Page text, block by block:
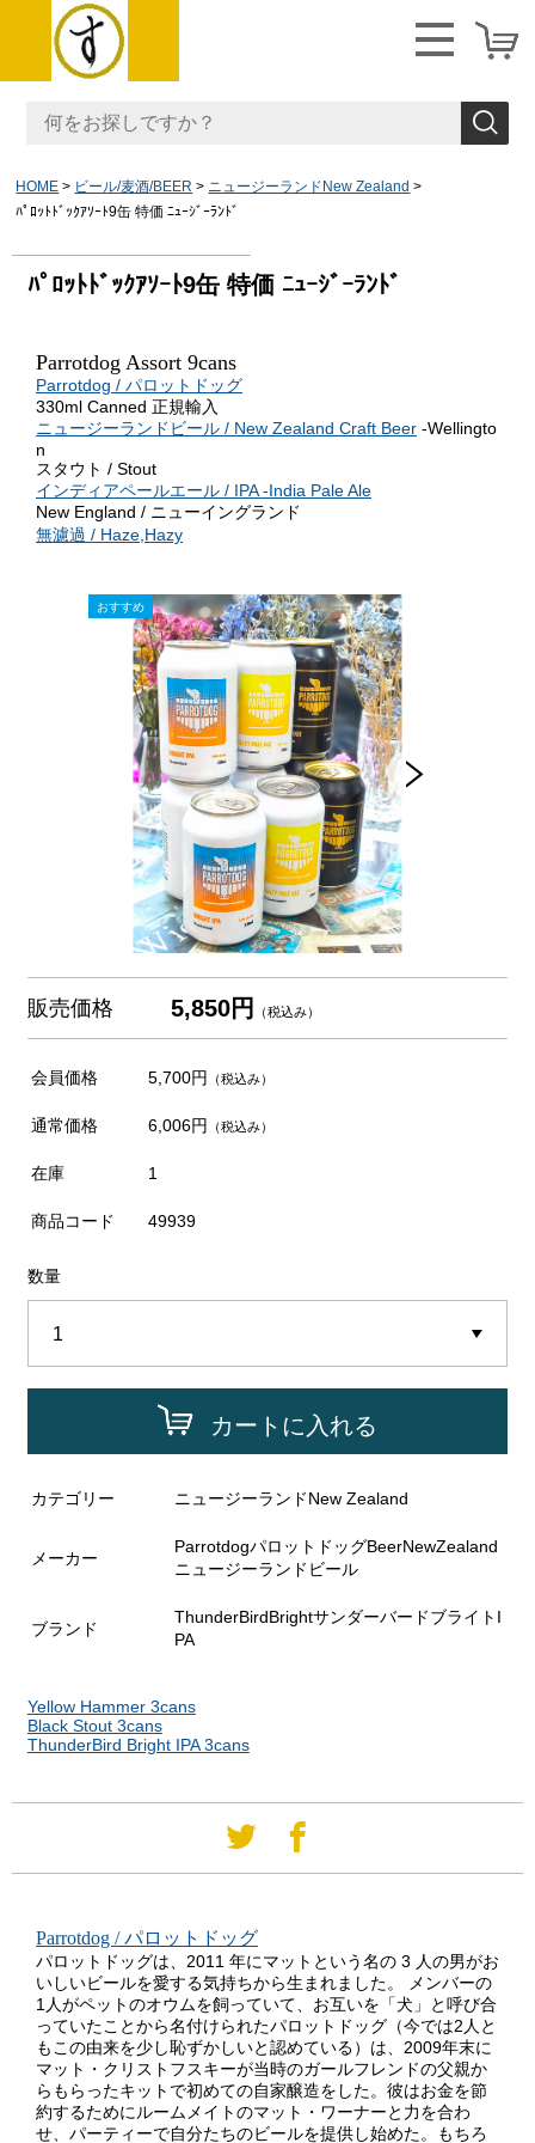
HOME ビール/麦酒/BEER
ニュージーランドNew Zealand
ﾊﾟﾛｯﾄﾄﾞｯｸｱｿｰﾄ9缶 特価 ﾆｭｰｼﾞｰﾗﾝﾄﾞ
ﾊﾟﾛｯﾄﾄﾞｯｸｱｿｰﾄ9缶 特価 ﾆｭｰｼﾞｰﾗﾝﾄﾞ
Parrotdog Assort 9cans
Parrotdog / パロットドッグ
330ml Canned 正規輸入
ニュージーランドビール / New Zealand Craft Beer -Wellingto
n
スタウト / Stout
インディアペールエール / IPA -India Pale Ale
New England / ニューイングランド
無濾過 / Haze,Hazy
販売価格 5,850円 （税込み）
会員価格 5,700円 （税込み）
通常価格 6,006円 （税込み）
在庫 1
商品コード 49939
数量
カートに入れる
カテゴリー ニュージーランドNew Zealand
メーカー
ParrotdogパロットドッグBeerNewZealand
ニュージーランドビール
ブランド
ThunderBirdBrightサンダーバードブライトI
PA
Yellow Hammer 3cans
Black Stout 3cans
ThunderBird Bright IPA 3cans
Parrotdog / パロットドッグ
パロットドッグは、2011 年にマットという名の 3 人の男がお
いしいビールを愛する気持ちから生まれました。 メンバーの
1人がペットのオウムを飼っていて、お互いを「犬」と呼び合
っていたことから名付けられたパロットドッグ（今では2人と
もこの由来を少し恥ずかしいと認めている）は、2009年末に
マット・クリストフスキーが当時のガールフレンドの父親か
らもらったキットで初めての自家醸造をした。彼はお金を節
約するためにルームメイトのマット・ワーナーと力を合わ
せ、パーティーで自分たちのビールを提供し始めた。もちろ